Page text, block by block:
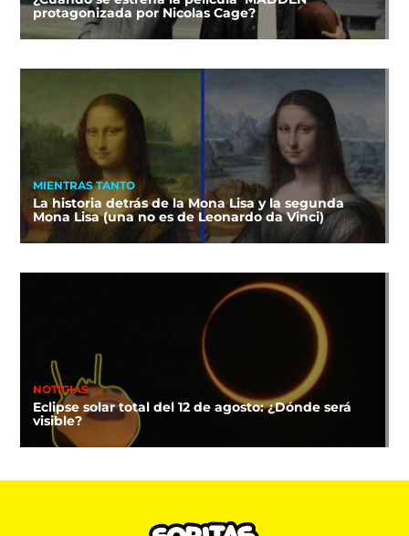
protagonizada por Nicolas Cage?
MIENTRAS TANTO
La historia detrás de la Mona Lisa y la segunda
Mona Lisa (una no es de Leonardo da Vinci)
NOTICIAS
Eclipse solar total del 12 de agosto: ¿Dónde será
visible?